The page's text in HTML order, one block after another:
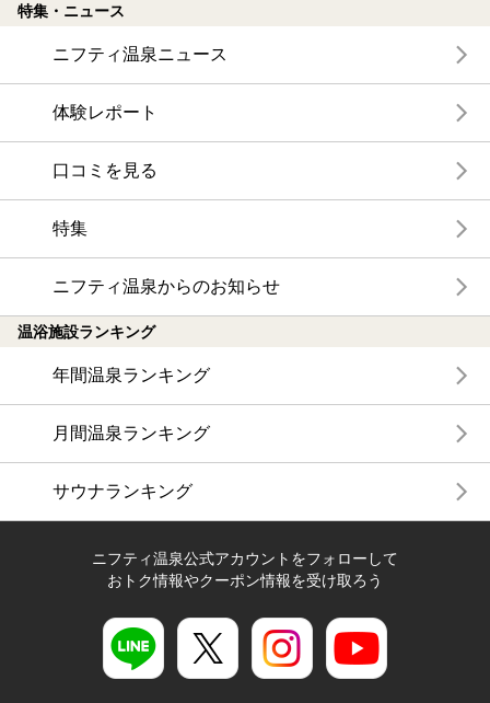
特集・ニュース
ニフティ温泉ニュース
体験レポート
口コミを見る
特集
ニフティ温泉からのお知らせ
温浴施設ランキング
年間温泉ランキング
月間温泉ランキング
サウナランキング
ニフティ温泉公式アカウントをフォローして
おトク情報やクーポン情報を受け取ろう